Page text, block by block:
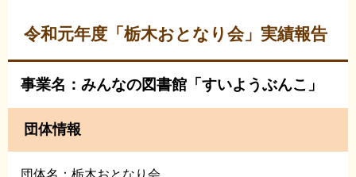
令和元年度「栃木おとなり会」実績報告
事業名：みんなの図書館「すいようぶんこ」
団体情報